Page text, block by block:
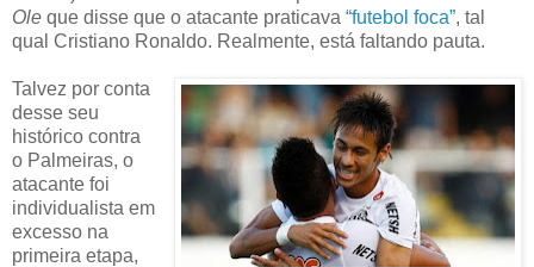
Ole que disse que o atacante praticava “futebol foca”, tal
qual Cristiano Ronaldo. Realmente, está faltando pauta.
Talvez por conta
desse seu
histórico contra
o Palmeiras, o
atacante foi
individualista em
excesso na
primeira etapa,